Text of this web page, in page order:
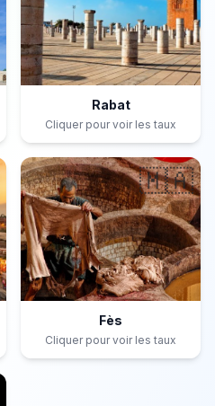
Rabat
Cliquer pour voir les taux
🇲🇦
Fès
Cliquer pour voir les taux